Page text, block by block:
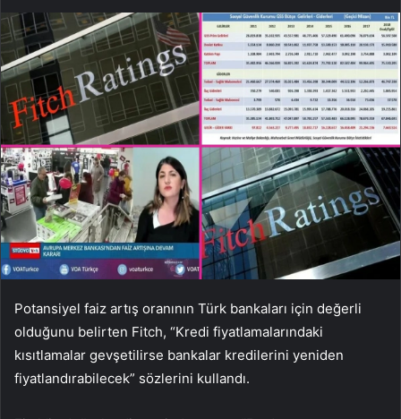
Potansiyel faiz artış oranının Türk bankaları için değerli
olduğunu belirten Fitch, “Kredi fiyatlamalarındaki
kısıtlamalar gevşetilirse bankalar kredilerini yeniden
fiyatlandırabilecek” sözlerini kullandı.